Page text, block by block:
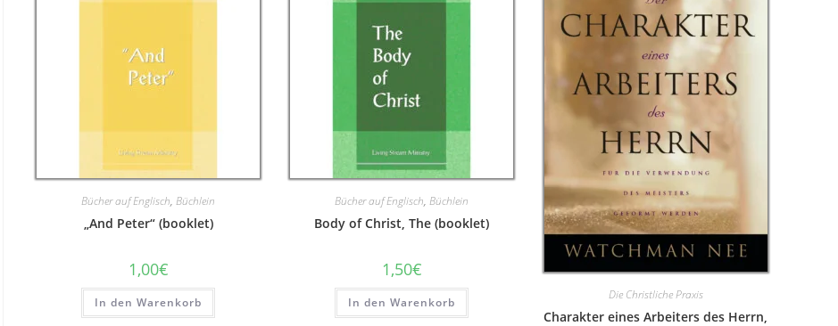
Bücher auf Englisch,Büchlein
„And Peter“ (booklet)
1,00€
In den Warenkorb
Bücher auf Englisch,Büchlein
Body of Christ, The (booklet)
1,50€
In den Warenkorb
Die Christliche Praxis
Charakter eines Arbeiters des Herrn,